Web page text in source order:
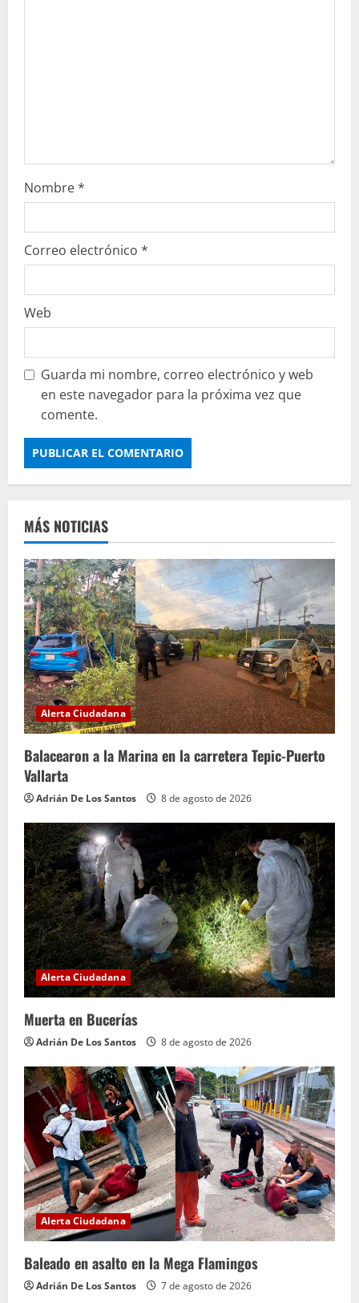
Nombre*
Correo electrónico *
Web
Guarda mi nombre, correo electrónico y web
en este navegador para la próxima vez que
comente.
MÁS NOTICIAS
Alerta Ciudadana
Balacearon a la Marina en la carretera Tepic-Puerto
Vallarta
Adrián De Los Santos 8 de agosto de 2026
Alerta Ciudadana
Muerta en Bucerías
Adrián De Los Santos 8 de agosto de 2026
Alerta Ciudadana
Baleado en asalto en la Mega Flamingos
Adrián De Los Santos 7 de agosto de 2026